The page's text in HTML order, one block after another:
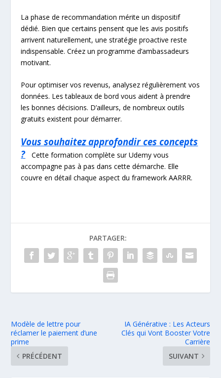
La phase de recommandation mérite un dispositif
dédié. Bien que certains pensent que les avis positifs
arrivent naturellement, une stratégie proactive reste
indispensable. Créez un programme d’ambassadeurs
motivant.
Pour optimiser vos revenus, analysez régulièrement vos
données. Les tableaux de bord vous aident à prendre
les bonnes décisions. D’ailleurs, de nombreux outils
gratuits existent pour démarrer.
Vous souhaitez approfondir ces concepts
?
Cette formation complète sur Udemy vous
accompagne pas à pas dans cette démarche. Elle
couvre en détail chaque aspect du framework AARRR.
PARTAGER:
Modèle de lettre pour
réclamer le paiement d’une
prime
PRÉCÉDENT
IA Générative : Les Acteurs
Clés qui Vont Booster Votre
Carrière
SUIVANT